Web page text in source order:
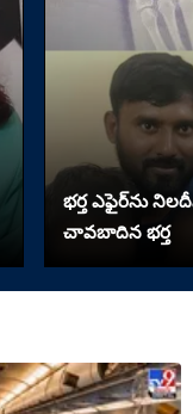
భర్త ఎఫైర్‌ను
చావబాదిన భర్త